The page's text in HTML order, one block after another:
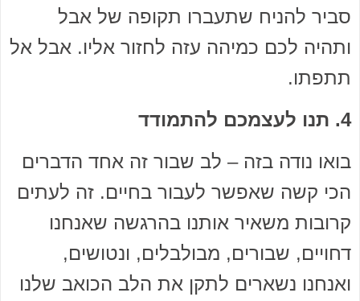
סביר להניח שתעברו תקופה של אבל
ותהיה לכם כמיהה עזה לחזור אליו. אבל אל
תתפתו.
4. תנו לעצמכם להתמודד
בואו נודה בזה – לב שבור זה אחד הדברים
הכי קשה שאפשר לעבור בחיים. זה לעתים
קרובות משאיר אותנו בהרגשה שאנחנו
דחויים, שבורים, מבולבלים, ונטושים,
ואנחנו נשארים לתקן את הלב הכואב שלנו